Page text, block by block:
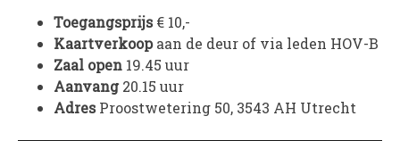
Bestuur
Dirigenten
Verenigingsstukken
Partners
Toegangsprijs € 10,-
Kaartverkoopaan de deur of via leden HOV-B
Zaal open 19.45 uur
Aanvang20.15 uur
Adres Proostwetering 50, 3543 AH Utrecht